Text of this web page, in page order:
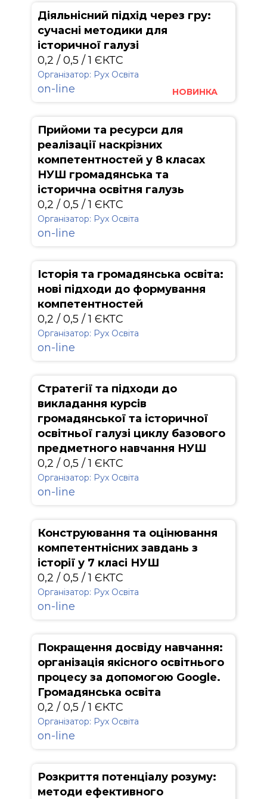
Діяльнісний підхід через гру:
сучасні методики для
історичної галузі
0,2 / 0,5 / 1 ЄКТС
Організатор: Рух Освіта
on-line НОВИНКА
Прийоми та ресурси для
реалізації наскрізних
компетентностей у 8 класах
НУШ громадянська та
історична освітня галузь
0,2 / 0,5 / 1 ЄКТС
Організатор: Рух Освіта
on-line
Історія та громадянська освіта:
нові підходи до формування
компетентностей
0,2 / 0,5 / 1 ЄКТС
Організатор: Рух Освіта
on-line
Стратегії та підходи до
викладання курсів
громадянської та історичної
освітньої галузі циклу базового
предметного навчання НУШ
0,2 / 0,5 / 1 ЄКТС
Організатор: Рух Освіта
on-line
Конструювання та оцінювання
компетентнісних завдань з
історії у 7 класі НУШ
0,2 / 0,5 / 1 ЄКТС
Організатор: Рух Освіта
on-line
Покращення досвіду навчання:
організація якісного освітнього
процесу за допомогою Google.
Громадянська освіта
0,2 / 0,5 / 1 ЄКТС
Організатор: Рух Освіта
on-line
Розкриття потенціалу розуму:
методи ефективного